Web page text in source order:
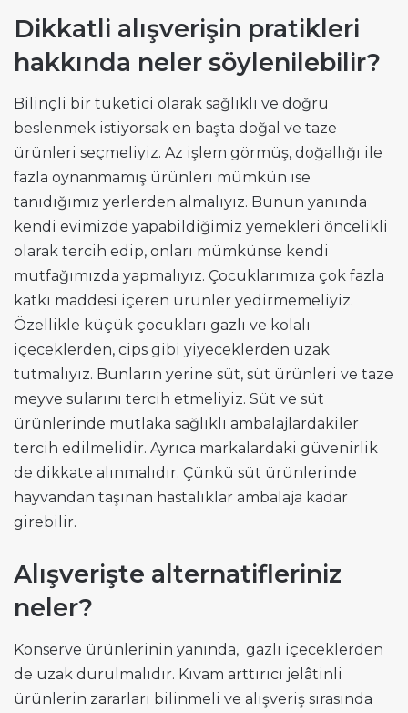
Dikkatli alışverişin pratikleri
hakkında neler söylenilebilir?
Bilinçli bir tüketici olarak sağlıklı ve doğru
beslenmek istiyorsak en başta doğal ve taze
ürünleri seçmeliyiz. Az işlem görmüş, doğallığı ile
fazla oynanmamış ürünleri mümkün ise
tanıdığımız yerlerden almalıyız. Bunun yanında
kendi evimizde yapabildiğimiz yemekleri öncelikli
olarak tercih edip, onları mümkünse kendi
mutfağımızda yapmalıyız. Çocuklarımıza çok fazla
katkı maddesi içeren ürünler yedirmemeliyiz.
Özellikle küçük çocukları gazlı ve kolalı
içeceklerden, cips gibi yiyeceklerden uzak
tutmalıyız. Bunların yerine süt, süt ürünleri ve taze
meyve sularını tercih etmeliyiz. Süt ve süt
ürünlerinde mutlaka sağlıklı ambalajlardakiler
tercih edilmelidir. Ayrıca markalardaki güvenirlik
de dikkate alınmalıdır. Çünkü süt ürünlerinde
hayvandan taşınan hastalıklar ambalaja kadar
girebilir.
Alışverişte alternatifleriniz
neler?
Konserve ürünlerinin yanında, gazlı içeceklerden
de uzak durulmalıdır. Kıvam arttırıcı jelâtinli
ürünlerin zararları bilinmeli ve alışveriş sırasında